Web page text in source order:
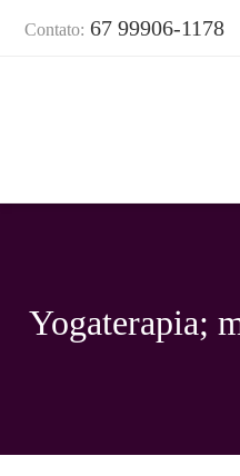
Contato: 67 99906-1178
Yogaterapia;